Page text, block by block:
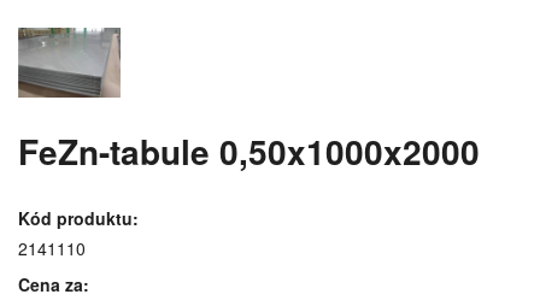
FeZn-tabule 0,50x1000x2000
Kód produktu:
2141110
Cena za: